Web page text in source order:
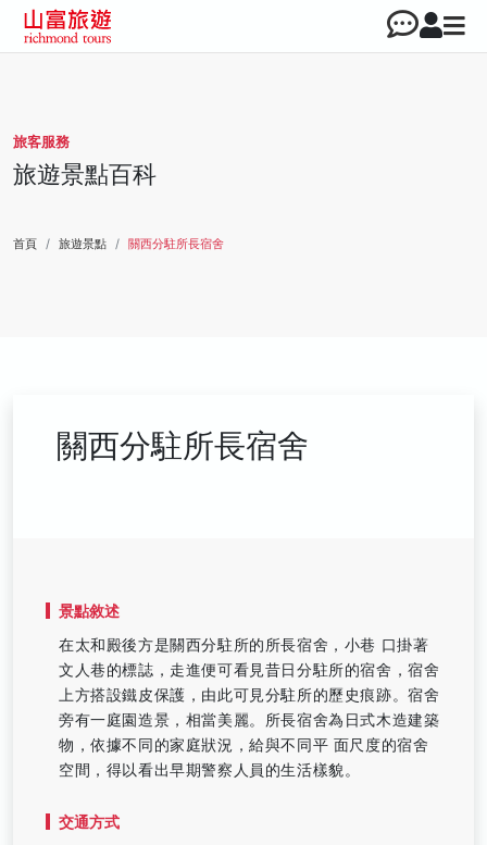
旅客服務
旅遊景點百科
首頁 旅遊景點 關西分駐所長宿舍
關西分駐所長宿舍
景點敘述
在太和殿後方是關西分駐所的所長宿舍，小巷 口掛著
文人巷的標誌，走進便可看見昔日分駐所的宿舍，宿舍
上方搭設鐵皮保護，由此可見分駐所的歷史痕跡。宿舍
旁有一庭園造景，相當美麗。所長宿舍為日式木造建築
物，依據不同的家庭狀況，給與不同平 面尺度的宿舍
空間，得以看出早期警察人員的生活樣貌。
交通方式